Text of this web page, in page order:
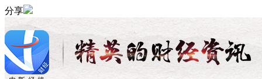
分享